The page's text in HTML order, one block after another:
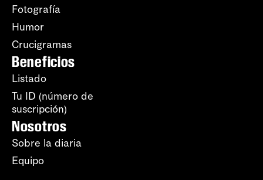
Fotografía
Humor
Crucigramas
Beneficios
Listado
Tu ID (número de
suscripción)
Nosotros
Sobre la diaria
Equipo